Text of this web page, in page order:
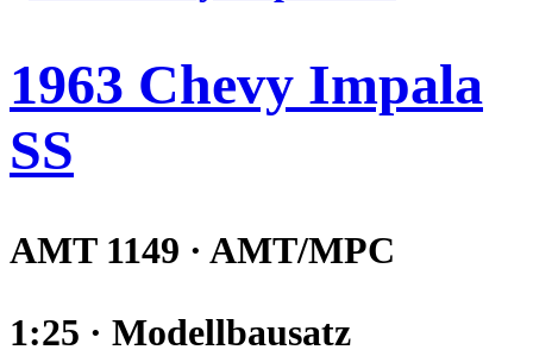
1963 Chevy Impala
SS
AMT 1149 · AMT/MPC
1:25 · Modellbausatz